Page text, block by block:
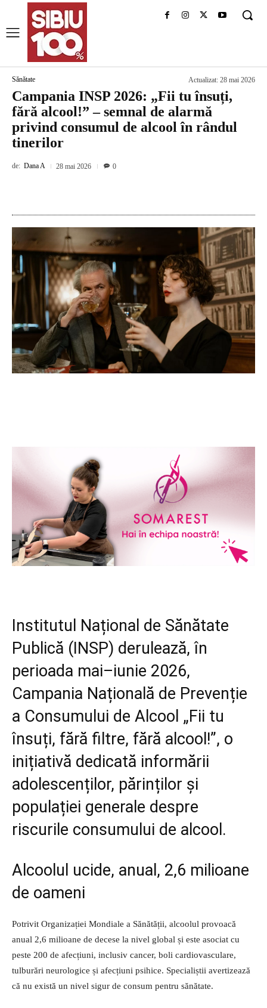
Sănătate Actualizat: 28 mai 2026
Campania INSP 2026: „Fii tu însuți,
fără alcool!” – semnal de alarmă
privind consumul de alcool în rândul
tinerilor
de: Dana A 28 mai 2026 0
Institutul Național de Sănătate
Publică (INSP) derulează, în
perioada mai–iunie 2026,
Campania Națională de Prevenție
a Consumului de Alcool „Fii tu
însuți, fără filtre, fără alcool!”, o
inițiativă dedicată informării
adolescenților, părinților și
populației generale despre
riscurile consumului de alcool.
Alcoolul ucide, anual, 2,6 milioane
de oameni
Potrivit Organizației Mondiale a Sănătății, alcoolul provoacă
anual 2,6 milioane de decese la nivel global și este asociat cu
peste 200 de afecțiuni, inclusiv cancer, boli cardiovasculare,
tulburări neurologice și afecțiuni psihice. Specialiștii avertizează
că nu există un nivel sigur de consum pentru sănătate.